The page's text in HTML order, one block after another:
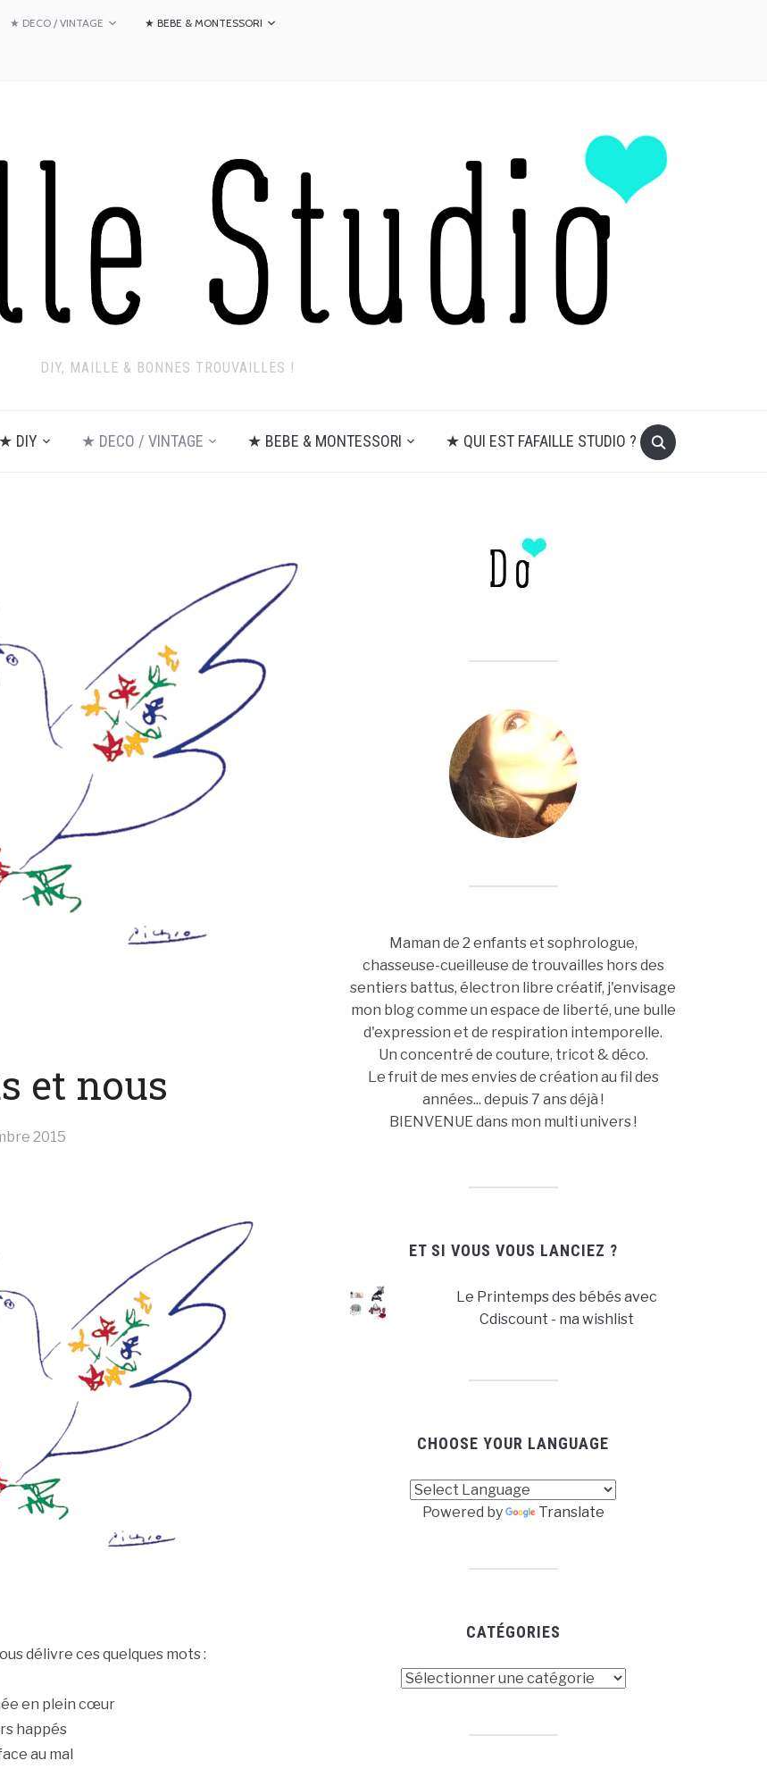
★ DECO / VINTAGE ★ BEBE & MONTESSORI
DIY, MAILLE & BONNES TROUVAILLES !
★ DIY ★ DECO / VINTAGE ★ BEBE & MONTESSORI ★ QUI EST FAFAILLE STUDIO ?
et nous
2015
délivre ces quelques mots :
en plein cœur
happés
au mal
Maman de 2 enfants et sophrologue,
chasseuse-cueilleuse de trouvailles hors des
sentiers battus, électron libre créatif, j'envisage
mon blog comme un espace de liberté, une bulle
d'expression et de respiration intemporelle.
Un concentré de couture, tricot & déco.
Le fruit de mes envies de création au fil des
années... depuis 7 ans déjà !
BIENVENUE dans mon multi univers !
ET SI VOUS VOUS LANCIEZ ?
Le Printemps des bébés avec
Cdiscount - ma wishlist
CHOOSE YOUR LANGUAGE
Powered by Translate
CATÉGORIES
Catégories